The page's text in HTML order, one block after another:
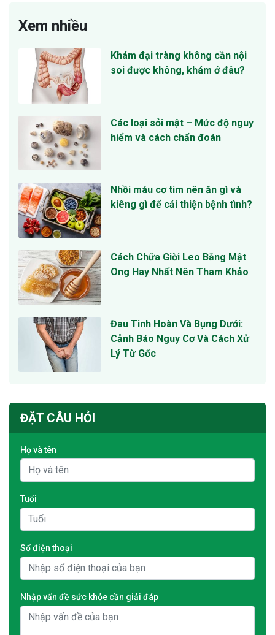
Xem nhiều
Khám đại tràng không cần nội
soi được không, khám ở đâu?
Các loại sỏi mật – Mức độ nguy
hiểm và cách chẩn đoán
Nhồi máu cơ tim nên ăn gì và
kiêng gì để cải thiện bệnh tình?
Cách Chữa Giời Leo Bằng Mật
Ong Hay Nhất Nên Tham Khảo
Đau Tinh Hoàn Và Bụng Dưới:
Cảnh Báo Nguy Cơ Và Cách Xử
Lý Từ Gốc
ĐẶT CÂU HỎI
Họ và tên
Tuổi
Số điện thoại
Nhập vấn đề sức khỏe cần giải đáp